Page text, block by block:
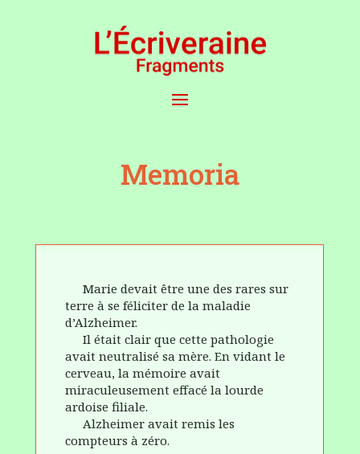
Memoria
Marie devait être une des rares sur
terre à se féliciter de la maladie
d’Alzheimer.
Il était clair que cette pathologie
avait neutralisé sa mère. En vidant le
cerveau, la mémoire avait
miraculeusement effacé la lourde
ardoise filiale.
Alzheimer avait remis les
compteurs à zéro.